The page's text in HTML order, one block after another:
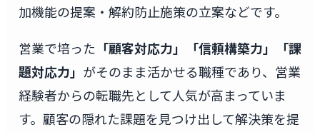
加機能の提案・解約防止施策の立案などです。
営業で培った 「顧客対応力」「信頼構築力」「課
題対応力」 がそのまま活かせる職種であり、営業
経験者からの転職先として人気が高まっていま
す。顧客の隠れた課題を見つけ出して解決策を提